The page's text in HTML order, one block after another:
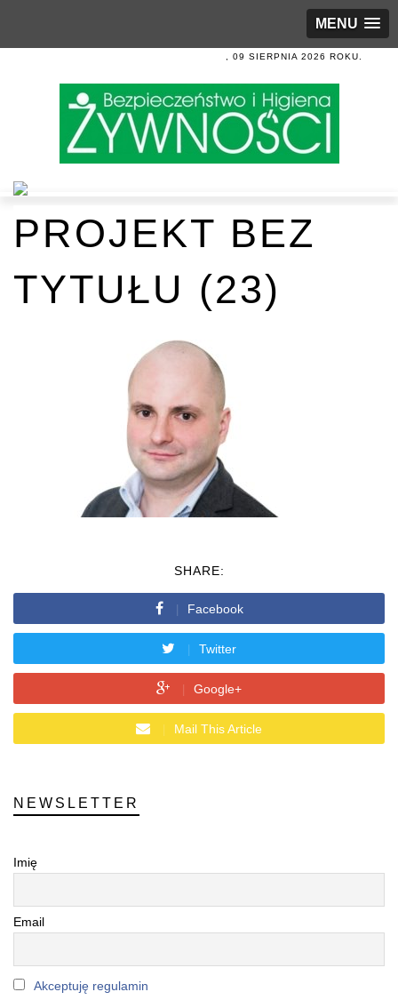
MENU
, 09 SIERPNIA 2026 ROKU.
PROJEKT BEZ
TYTUŁU (23)
SHARE:
Facebook
Twitter
Google+
Mail This Article
NEWSLETTER
Imię
Email
Akceptuję regulamin